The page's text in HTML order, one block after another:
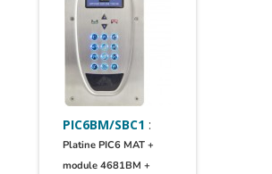
PIC6BM/SBC1 :
Platine PIC6 MAT +
module 4681BM +